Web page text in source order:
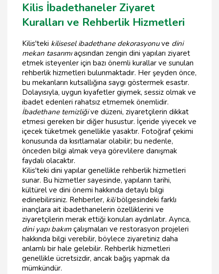
Kilis İbadethaneler Ziyaret
Kuralları ve Rehberlik Hizmetleri
Kilis'teki kilisesel ibadethane dekorasyonuve dini
mekan tasarımıaçısından zengin dini yapıları ziyaret
etmek isteyenler için bazı önemli kurallar ve sunulan
rehberlik hizmetleri bulunmaktadır. Her şeyden önce,
bu mekanların kutsallığına saygı göstermek esastır.
Dolayısıyla, uygun kıyafetler giymek, sessiz olmak ve
ibadet edenleri rahatsız etmemek önemlidir.
İbadethane temizliğive düzeni, ziyaretçilerin dikkat
etmesi gereken bir diğer husustur. İçeride yiyecek ve
içecek tüketmek genellikle yasaktır. Fotoğraf çekimi
konusunda da kısıtlamalar olabilir; bu nedenle,
önceden bilgi almak veya görevlilere danışmak
faydalı olacaktır.
Kilis'teki dini yapılar genellikle rehberlik hizmetleri
sunar. Bu hizmetler sayesinde, yapıların tarihi,
kültürel ve dini önemi hakkında detaylı bilgi
edinebilirsiniz. Rehberler, kilibölgesindeki farklı
inançlara ait ibadethanelerin özelliklerini ve
ziyaretçilerin merak ettiği konuları aydınlatır. Ayrıca,
dini yapı bakım çalışmaları ve restorasyon projeleri
hakkında bilgi verebilir, böylece ziyaretiniz daha
anlamlı bir hale gelebilir. Rehberlik hizmetleri
genellikle ücretsizdir, ancak bağış yapmak da
mümkündür.